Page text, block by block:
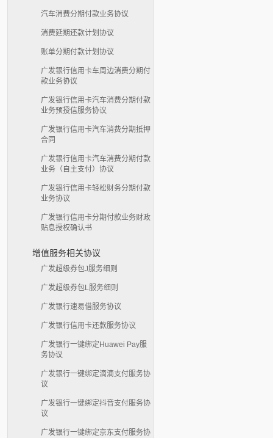
汽车消费分期付款业务协议
消费延期还款计划协议
账单分期付款计划协议
广发银行信用卡车周边消费分期付
款业务协议
广发银行信用卡汽车消费分期付款
业务预授信服务协议
广发银行信用卡汽车消费分期抵押
合同
广发银行信用卡汽车消费分期付款
业务（自主支付）协议
广发银行信用卡轻松财务分期付款
业务协议
广发银行信用卡分期付款业务财政
贴息授权确认书
增值服务相关协议
广发超级券包J服务细则
广发超级券包L服务细则
广发银行速易借服务协议
广发银行信用卡还款服务协议
广发银行一键绑定Huawei Pay服
务协议
广发银行一键绑定滴滴支付服务协
议
广发银行一键绑定抖音支付服务协
议
广发银行一键绑定京东支付服务协